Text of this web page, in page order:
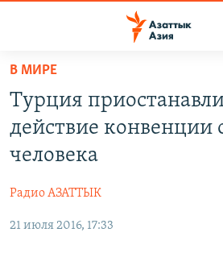
Вернуться
основному
содержанию
главной
Вернутся
КАЗАХСТАН
ТАДЖИКИСТАН
НОВОСТИ
ҚАЗАҚША
КЫРГЫЗЧА
В МИРЕ
Турция
действие конвенции
человека
Радио АЗАТТЫК
21 июля 2016, 17:33